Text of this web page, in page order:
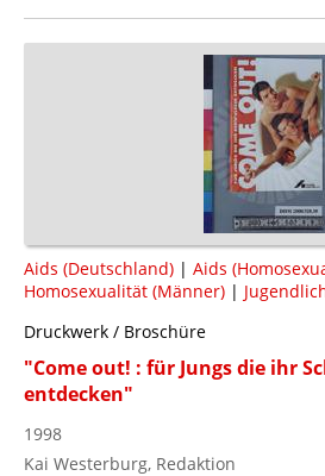
Aids (Deutschland) | Aids
Homosexualität (Männer) |
Druckwerk / Broschüre
"Come out! : für Jungs die ihr
entdecken"
1998
Kai Westerburg, Redaktion